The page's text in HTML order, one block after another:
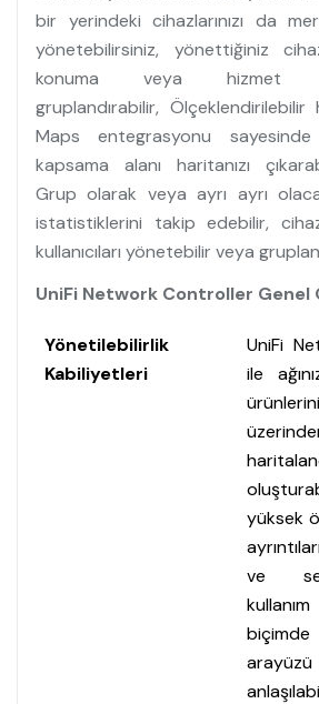
bir yerindeki cihazlarınızı da
yönetebilirsiniz, yönettiğiniz
konuma veya hizmet
gruplandırabilir,
Maps entegrasyonu
kapsama alanı haritanızı
Grup olarak veya ayrı ayrı
istatistiklerini takip edebilir,
kullanıcıları yönetebilir veya
UniFi Network Controller Genel
Yönetilebilirlik
Kabiliyetleri
UniFi
ile
yüksek
ve